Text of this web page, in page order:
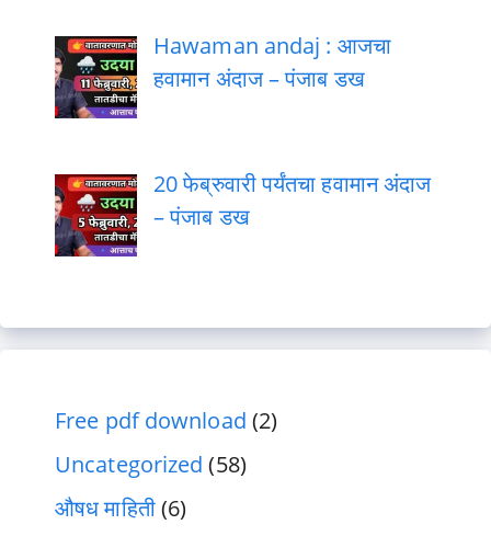
Hawaman andaj : आजचा
हवामान अंदाज – पंजाब डख
20 फेब्रुवारी पर्यंतचा हवामान अंदाज
– पंजाब डख
Free pdf download (2)
Uncategorized (58)
औषध माहिती(6)